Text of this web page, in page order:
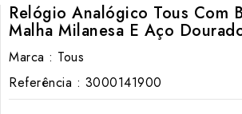
Relógio Analógico Tous Com
Malha Milanesa E Aço
Marca : Tous
Referência : 3000141900